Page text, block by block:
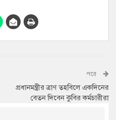
পরে
প্রধানমন্ত্রীর ত্রাণ তহবিলে একদিনের
বেতন দিবেন কুবির কর্মচারীরা